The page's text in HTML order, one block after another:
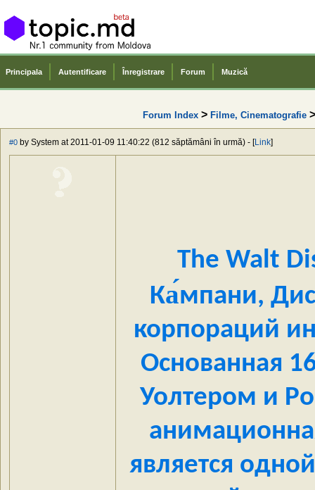
Principala Autentificare Înregistrare Forum Muzică
Forum Index > Filme, Cinematografie
#0 by System at 2011-01-09 11:40:22 (812 săptămâni în urmă) - [Link]
The Walt
Ка́мпани,
корпораций
Основанная
Уолтером и
является